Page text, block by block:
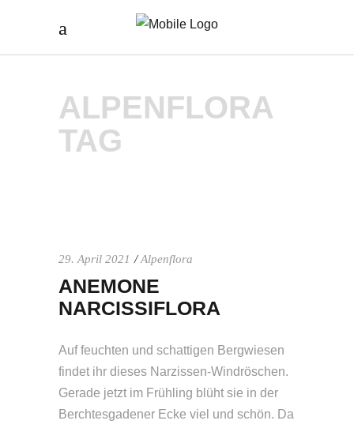
ALPENFLORA
TAG
29. April 2021 Alpenflora
ANEMONE
NARCISSIFLORA
Auf feuchten und schattigen Bergwiesen
findet ihr dieses Narzissen-Windröschen.
Gerade jetzt im Frühling blüht sie in der
Berchtesgadener Ecke viel und schön. Da